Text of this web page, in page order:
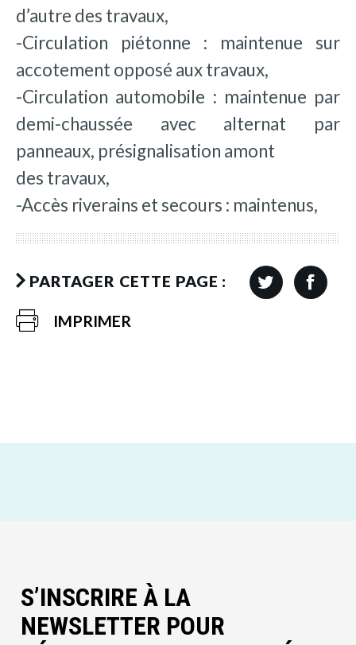
d’autre des travaux,
-Circulation piétonne : maintenue sur
accotement opposé aux travaux,
-Circulation automobile : maintenue par
demi-chaussée avec alternat par
panneaux, présignalisation amont
des travaux,
-Accès riverains et secours : maintenus,
PARTAGER CETTE PAGE :
IMPRIMER
S’INSCRIRE À LA
NEWSLETTER POUR